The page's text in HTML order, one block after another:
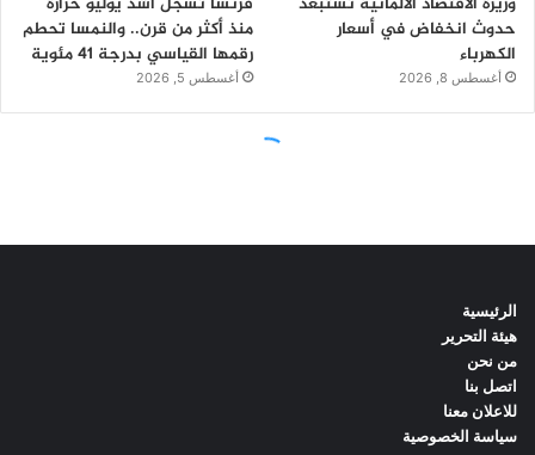
الرئيسية
هيئة التحرير
من نحن
اتصل بنا
للاعلان معنا
سياسة الخصوصية